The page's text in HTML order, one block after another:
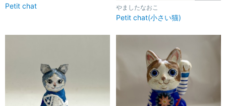
Petit chat やましたなおこ
Petit chat(小さい猫)